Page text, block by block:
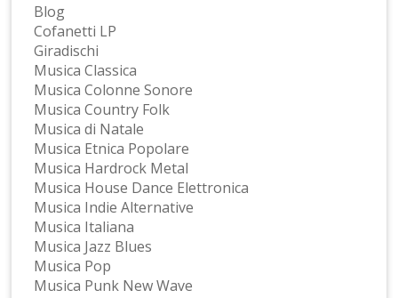
Blog
Cofanetti LP
Giradischi
Musica Classica
Musica Colonne Sonore
Musica Country Folk
Musica di Natale
Musica Etnica Popolare
Musica Hardrock Metal
Musica House Dance Elettronica
Musica Indie Alternative
Musica Italiana
Musica Jazz Blues
Musica Pop
Musica Punk New Wave